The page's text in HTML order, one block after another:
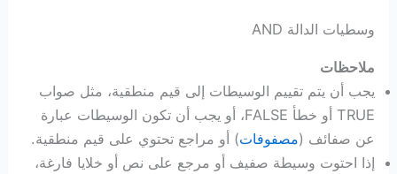
وسطيات الدالة AND
ملاحظات
يجب أن يتم تقييم الوسيطات إلى قيم منطقية، مثل صواب
TRUE أو خطأ FALSE، أو يجب أن تكون الوسيطات عبارة
عن صفائف (مصفوفات) أو مراجع تحتوي على قيم منطقية.
إذا احتوت وسيطة صفيف أو مرجع على نص أو خلايا فارغة،